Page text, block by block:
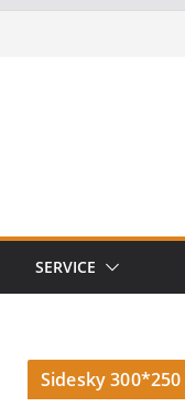
SERVICE
Sidesky 300*250